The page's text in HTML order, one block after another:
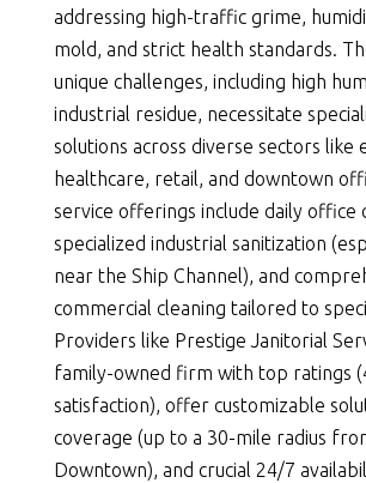
addressing high-traffic grime,
mold, and strict health standards.
unique challenges, including high
industrial residue, necessitate
solutions across diverse sectors like
healthcare, retail, and downtown
service offerings include daily office
specialized industrial sanitization
near the Ship Channel), and
commercial cleaning tailored to
Providers like Prestige Janitorial
family-owned firm with top ratings
satisfaction), offer customizable
coverage (up to a 30-mile radius
Downtown), and crucial 24/7